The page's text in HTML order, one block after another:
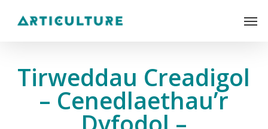
Tirweddau Creadigol
– Cenedlaethau’r